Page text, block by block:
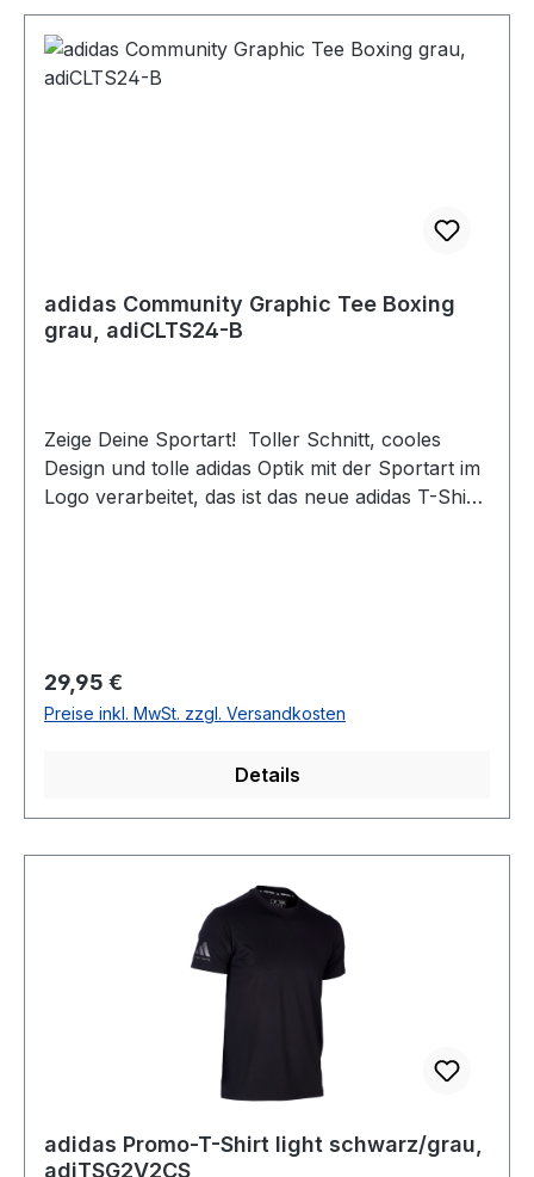
adidas Community Graphic Tee Boxing
grau, adiCLTS24-B
Zeige Deine Sportart! Toller Schnitt, cooles
Design und tolle adidas Optik mit der Sportart im
Logo verarbeitet, das ist das neue adidas T-Shirt.
AufdruckGrößen: XS-XXLAnmerkung: Da es
sich um ein Unisex-Produkt handelt, sollten
Frauen eine Konfektionsgröße kleiner wählen.
Regulärer Preis:
29,95 €
Preise inkl. MwSt. zzgl. Versandkosten
Details
adidas Promo-T-Shirt light schwarz/grau,
adiTSG2V2CS